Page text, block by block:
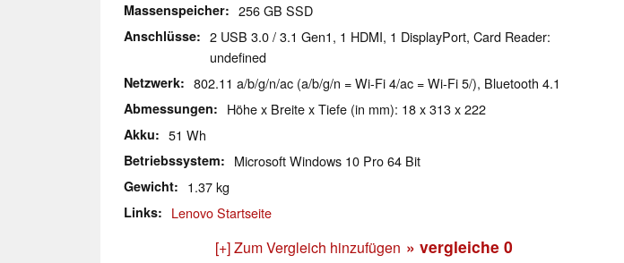
Massenspeicher 256 GB SSD
Anschlüsse
2 USB 3.0 / 3.1 Gen1, 1 HDMI, 1 DisplayPort, Card Reader:
undefined
Netzwerk 802.11 a/b/g/n/ac (a/b/g/n = Wi-Fi 4/ac = Wi-Fi 5/), Bluetooth 4.1
Abmessungen Höhe x Breite x Tiefe (in mm): 18 x 313 x 222
Akku 51 Wh
Betriebssystem Microsoft Windows 10 Pro 64 Bit
Gewicht 1.37 kg
Links Lenovo Startseite
[+] Zum Vergleich hinzufügen » vergleiche 0